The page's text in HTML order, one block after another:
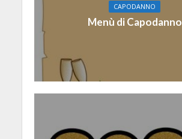
CAPODANNO
Menù di Capodanno